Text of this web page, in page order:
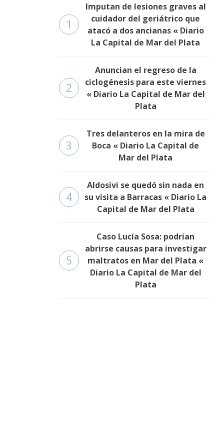
1
Imputan de lesiones graves al
cuidador del geriátrico que
atacó a dos ancianas « Diario
La Capital de Mar del Plata
2
Anuncian el regreso de la
ciclogénesis para este viernes
« Diario La Capital de Mar del
Plata
3
Tres delanteros en la mira de
Boca « Diario La Capital de
Mar del Plata
4
Aldosivi se quedó sin nada en
su visita a Barracas « Diario La
Capital de Mar del Plata
5
Caso Lucía Sosa: podrían
abrirse causas para investigar
maltratos en Mar del Plata «
Diario La Capital de Mar del
Plata